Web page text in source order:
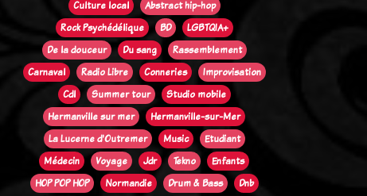
Culture local
Abstract hip-hop
Rock Psychédélique
BD
LGBTQIA+
De la douceur
Du sang
Rassemblement
Carnaval
Radio Libre Conneries
Improvisation
Cdl
Summer tour
Studio mobile
Hermanville sur mer
Hermanville-sur-Mer
La Lucerne d'Outremer
Music
Etudiant
Médecin
Voyage Jdr Tekno
Enfants
HOP POP HOP
Normandie Drum & Bass
Dnb